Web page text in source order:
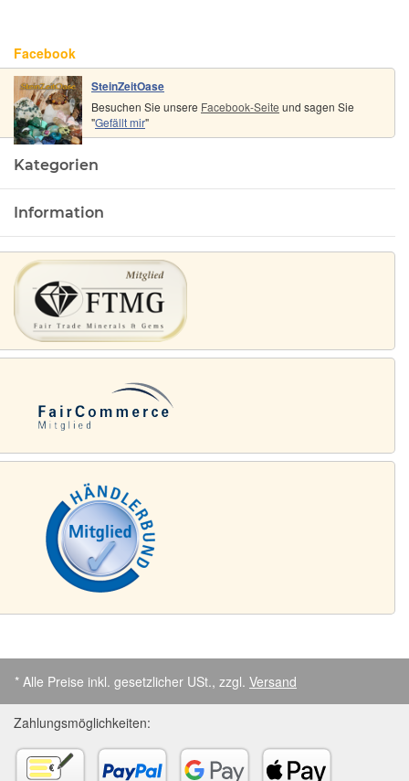
Facebook
SteinZeitOase
Besuchen Sie unsere Facebook-Seite und sagen Sie
"Gefällt mir"
Kategorien
Information
* Alle Preise inkl. gesetzlicher USt., zzgl. Versand
Zahlungsmöglichkeiten: